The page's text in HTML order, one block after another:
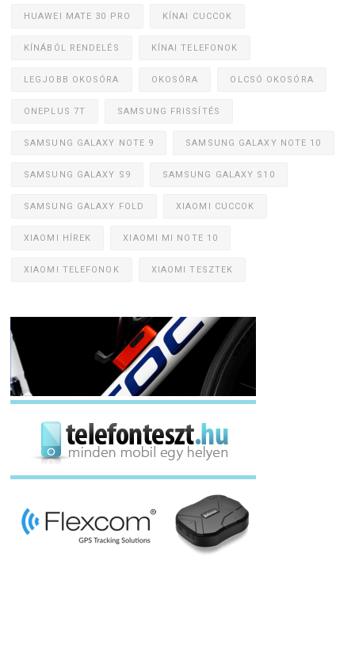
HUAWEI MATE 30 PRO KÍNAI CUCCOK
KÍNÁBÓL RENDELÉS KÍNAI TELEFONOK
LEGJOBB OKOSÓRA OKOSÓRA OLCSÓ OKOSÓRA
ONEPLUS 7T SAMSUNG FRISSÍTÉS
SAMSUNG GALAXY NOTE 9 SAMSUNG GALAXY NOTE 10
SAMSUNG GALAXY S9 SAMSUNG GALAXY S10
SAMSUNG GALAXY FOLD XIAOMI CUCCOK
XIAOMI HÍREK XIAOMI MI NOTE 10
XIAOMI TELEFONOK XIAOMI TESZTEK